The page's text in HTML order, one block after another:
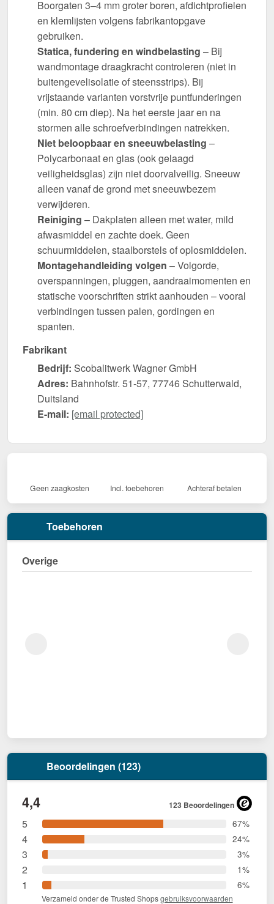
Boorgaten 3–4 mm groter boren, afdichtprofielen
en klemlijsten volgens fabrikantopgave
gebruiken.
Statica, fundering en windbelasting – Bij
wandmontage draagkracht controleren (niet in
buitengevelisolatie of steensstrips). Bij
vrijstaande varianten vorstvrije puntfunderingen
(min. 80 cm diep). Na het eerste jaar en na
stormen alle schroefverbindingen natrekken.
Niet beloopbaar en sneeuwbelasting –
Polycarbonaat en glas (ook gelaagd
veiligheidsglas) zijn niet doorvalveilig. Sneeuw
alleen vanaf de grond met sneeuwbezem
verwijderen.
Reiniging – Dakplaten alleen met water, mild
afwasmiddel en zachte doek. Geen
schuurmiddelen, staalborstels of oplosmiddelen.
Montagehandleiding volgen – Volgorde,
overspanningen, pluggen, aandraaimomenten en
statische voorschriften strikt aanhouden – vooral
verbindingen tussen palen, gordingen en
spanten.
Fabrikant
Bedrijf: Scobalitwerk Wagner GmbH
Adres: Bahnhofstr. 51-57, 77746 Schutterwald,
Duitsland
E-mail: [email protected]
Geen zaagkosten Incl. toebehoren Achteraf betalen
Toebehoren
Overige
Beoordelingen (123)
4,4 123 Beoordelingen
5 67%
4 24%
3 3%
2 1%
1 6%
Verzameld onder de Trusted Shopsgebruiksvoorwaarden